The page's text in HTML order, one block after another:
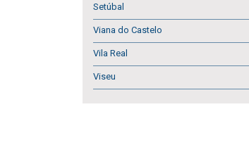
Setúbal
Viana do Castelo
Vila Real
Viseu